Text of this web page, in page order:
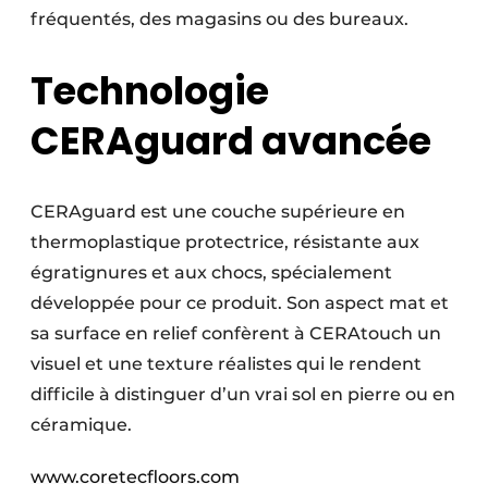
fréquentés, des magasins ou des bureaux.
Technologie
CERAguard avancée
CERAguard est une couche supérieure en
thermoplastique protectrice, résistante aux
égratignures et aux chocs, spécialement
développée pour ce produit. Son aspect mat et
sa surface en relief confèrent à CERAtouch un
visuel et une texture réalistes qui le rendent
difficile à distinguer d’un vrai sol en pierre ou en
céramique.
www.coretecfloors.com